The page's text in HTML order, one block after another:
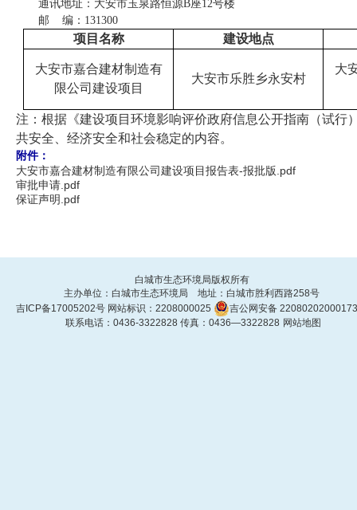
通讯地址：大安市玉泉路恒源B座12号楼
邮 编：131300
项目名称 建设地点
大安市嘉合建材制造有
限公司建设项目
大安市乐胜乡永安村
大
注：根据《建设项目环境影响评价政府信息公开指南（试
共安全、经济安全和社会稳定的内容。
附件：
大安市嘉合建材制造有限公司建设项目报告表-报批版.pdf
审批申请.pdf
保证声明.pdf
白城市生态环境局版权所有
主办单位：白城市生态环境局 地址：白城市胜利西路258号
吉ICP备17005202号 网站标识：2208000025
吉公网安备
联系电话：0436-3322828 传真：0436—3322828 网站地图